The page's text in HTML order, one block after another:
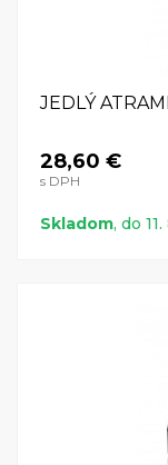
JEDLÝ
28,60 €
s DPH
Skladom, do